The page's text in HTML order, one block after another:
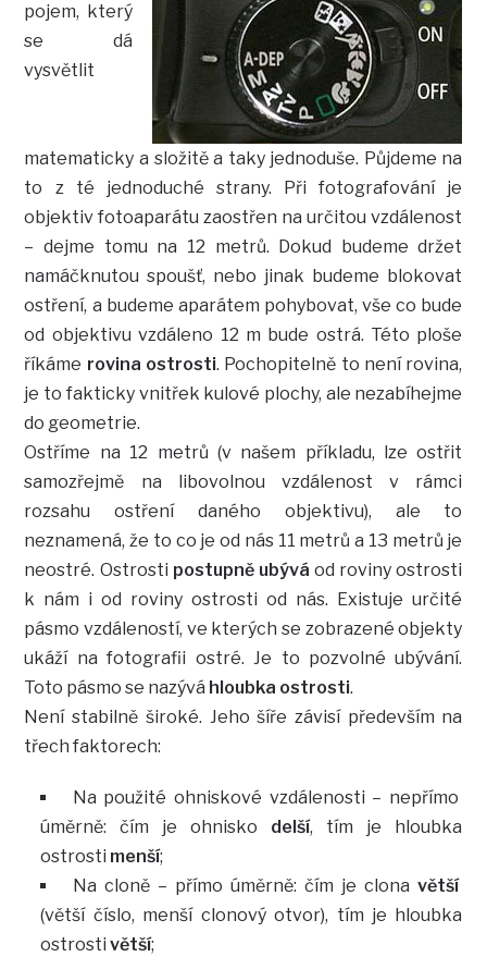
pojem, který
se dá
vysvětlit
matematicky a složitě a taky jednoduše. Půjdeme na
to z té jednoduché strany. Při fotografování je
objektiv fotoaparátu zaostřen na určitou vzdálenost
– dejme tomu na 12 metrů. Dokud budeme držet
namáčknutou spoušť, nebo jinak budeme blokovat
ostření, a budeme aparátem pohybovat, vše co bude
od objektivu vzdáleno 12 m bude ostrá. Této ploše
říkáme rovina ostrosti. Pochopitelně to není rovina,
je to fakticky vnitřek kulové plochy, ale nezabíhejme
do geometrie.
Ostříme na 12 metrů (v našem příkladu, lze ostřit
samozřejmě na libovolnou vzdálenost v rámci
rozsahu ostření daného objektivu), ale to
neznamená, že to co je od nás 11 metrů a 13 metrů je
neostré. Ostrosti postupně ubývá od roviny ostrosti
k nám i od roviny ostrosti od nás. Existuje určité
pásmo vzdáleností, ve kterých se zobrazené objekty
ukáží na fotografii ostré. Je to pozvolné ubývání.
Toto pásmo se nazývá hloubka ostrosti.
Není stabilně široké. Jeho šíře závisí především na
třech faktorech:
Na použité ohniskové vzdálenosti – nepřímo
úměrně: čím je ohnisko delší, tím je hloubka
ostrosti menší;
Na cloně – přímo úměrně: čím je clona větší
(větší číslo, menší clonový otvor), tím je hloubka
ostrostivětší;